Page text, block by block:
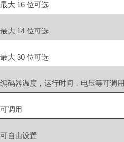
最大 16 位可选
最大 14 位可选
最大 30 位可选
编码器温度，运行时间，电压等可调用
可调用
可自由设置